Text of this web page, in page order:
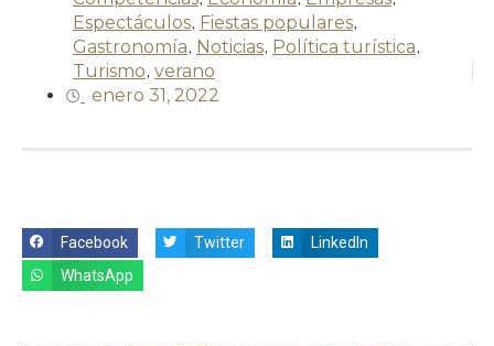
Espectáculos, Fiestas populares,
Gastronomía, Noticias, Política turística,
Turismo, verano
enero 31, 2022
Facebook Twitter
LinkedIn
WhatsApp